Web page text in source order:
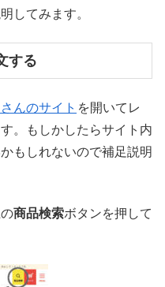
してみます。
する
んのサイト を開いてレ
。もしかしたらサイト内
もしれないので補足説明
商品検索ボタンを押して